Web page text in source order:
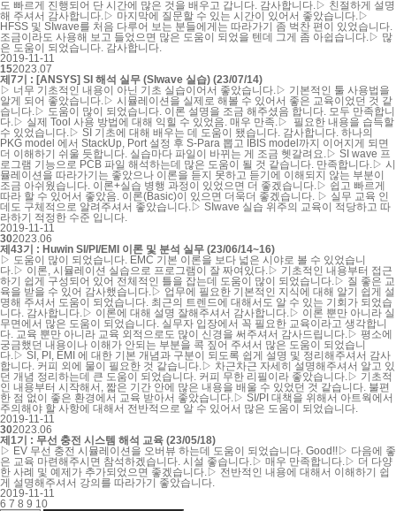
도 빠르게 진행되어 단 시간에 많은 것을 배우고 갑니다. 감사합니다.▷ 친절하게 설명
해 주셔서 감사합니다.▷ 마지막에 질문할 수 있는 시간이 있어서 좋았습니다.▷
HFSS 및 SIwave를 처음 다루어 보는 분들에게는 따라가기 좀 벅찬 편이 있었습니다.
조금이라도 사용해 보고 들었으면 많은 도움이 되었을 텐데 그게 좀 아쉽습니다.▷ 많
은 도움이 되었습니다. 감사합니다.
2019-11-11
152023.07
제7기 : [ANSYS] SI 해석 실무 (SIwave 실습) (23/07/14)
▷ 너무 기초적인 내용이 아닌 기초 실습이어서 좋았습니다.▷ 기본적인 툴 사용법을
알게 되어 좋았습니다.▷ 시뮬레이션을 실제로 해볼 수 있어서 좋은 교육이었던 것 같
습니다.▷ 도움이 많이 되었습니다. 이론 설명을 조금 해주셨음 합니다. 모두 만족합니
다.▷ 실제 Tool 사용 방법에 대해 익힐 수 있었음. 매우 만족.▷ 필요한 내용을 습득할
수 있었습니다.▷ SI 기초에 대해 배우는 데 도움이 됐습니다. 감사합니다. 하나의
PKG model 에서 StackUp, Port 설정 후 S-Para 뽑고 IBIS model까지 이어지게 되면
더 이해하기 쉬울 듯합니다. 실습마다 파일이 바뀌는 게 조금 헷갈려요.▷ SI wave 프
로그램 기능으로 PCB 파일 해석하는데 많은 도움이 될 것 같습니다. 만족합니다.▷ 시
뮬레이션을 따라가기는 좋았으나 이론을 듣지 못하고 듣기에 이해되지 않는 부분이
조금 아쉬웠습니다. 이론+실습 병행 과정이 있었으면 더 좋겠습니다.▷ 쉽고 빠르게
따라 할 수 있어서 좋았음. 이론(Basic)이 있으면 더욱더 좋겠습니다. ▷ 실무 교육 인
데도 구체적으로 알려주셔서 좋았습니다.▷ SIwave 실습 위주의 교육이 적당하고 따
라하기 적정한 수준 입니다.
2019-11-11
302023.06
제43기 : Huwin SI/PI/EMI 이론 및 분석 실무 (23/06/14~16)
▷ 도움이 많이 되었습니다. EMC 기본 이론을 보다 넓은 시야로 볼 수 있었습니
다.▷ 이론, 시뮬레이션 실습으로 프로그램이 잘 짜여있다.▷ 기초적인 내용부터 접근
하기 쉽게 구성되어 있어 전체적인 틀을 잡는데 도움이 많이 되었습니다.▷ 질 좋은 교
육을 받을 수 있어 감사했습니다.▷ 업무에 필요한 기본적인 지식에 대해 알기 쉽게 설
명해 주셔서 도움이 되었습니다. 최근의 트렌드에 대해서도 알 수 있는 기회가 되었습
니다. 감사합니다.▷ 이론에 대해 설명 잘해주셔서 감사합니다.▷ 이론 뿐만 아니라 실
무면에서 많은 도움이 되었습니다. 실무자 입장에서 꼭 필요한 교육이라고 생각합니
다. 교육 뿐만 아니라 교육 외적으로도 많이 신경을 써주셔서 감사드립니다.▷ 평소에
궁금했던 내용이나 이해가 안되는 부분을 콕 짚어 주셔서 많은 도움이 되었습니
다.▷ SI, PI, EMI 에 대한 기본 개념과 구분이 되도록 쉽게 설명 및 정리해주셔서 감사
합니다. 커피 외에 물이 필요한 것 같습니다.▷ 차근차근 자세히 설명해주셔서 알고 있
던 개념 정리하는데 큰 도움이 되었습니다. 커피 무한 리필이라 좋았습니다.▷ 기초적
인 내용부터 시작해서, 짧은 기간 안에 많은 내용을 배울 수 있었던 것 같습니다. 불편
한 점 없이 좋은 환경에서 교육 받아서 좋았습니다.▷ SI/PI 대책을 위해서 아트웍에서
주의해야 할 사항에 대해서 전반적으로 알 수 있어서 많은 도움이 되었습니다.
2019-11-11
302023.06
제1기 : 무선 충전 시스템 해석 교육 (23/05/18)
▷ EV 무선 충전 시뮬레이션을 오버뷰 하는데 도움이 되었습니다. Good!!▷ 다음에 좋
은 교육 마련해주시면 참석하겠습니다. 시설 좋습니다.▷ 매우 만족합니다.▷ 더 다양
한 사례 및 예제가 추가되었으면 좋겠습니다.▷ 전반적인 내용에 대해서 이해하기 쉽
게 설명해주셔서 강의를 따라가기 좋았습니다.
2019-11-11
6 7 8 9 10